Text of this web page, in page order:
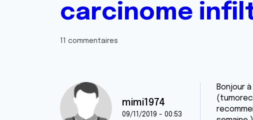
carcinome
11 commentaires
mimi1974
09/11/2019 - 00:53
Bonjour